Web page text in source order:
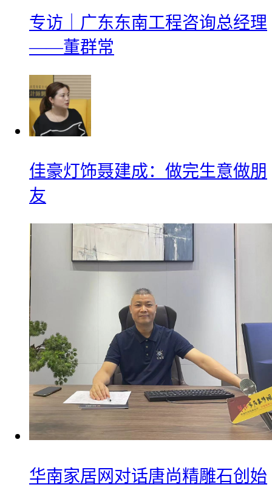
专访｜广东东南工程咨询总经理
——董群常
佳豪灯饰聂建成：做完生意做朋
友
华南家居网对话唐尚精雕石创始